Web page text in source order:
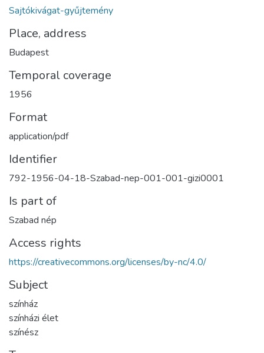
Sajtókivágat-gyűjtemény
Place, address
Budapest
Temporal coverage
1956
Format
application/pdf
Identifier
792-1956-04-18-Szabad-nep-001-001-gizi0001
Is part of
Szabad nép
Access rights
https://creativecommons.org/licenses/by-nc/4.0/
Subject
színház
színházi élet
színész